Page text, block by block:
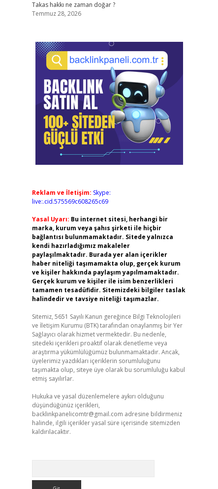
Takas hakkı ne zaman doğar ?
Temmuz 28, 2026
Reklam ve İletişim: Skype:
live:.cid.575569c608265c69
Yasal Uyarı: Bu internet sitesi, herhangi bir
marka, kurum veya şahıs şirketi ile hiçbir
bağlantısı bulunmamaktadır. Sitede yalnızca
kendi hazırladığımız makaleler
paylaşılmaktadır. Burada yer alan içerikler
haber niteliği taşımamakta olup, gerçek kurum
ve kişiler hakkında paylaşım yapılmamaktadır.
Gerçek kurum ve kişiler ile isim benzerlikleri
tamamen tesadüfidir. Sitemizdeki bilgiler taslak
halindedir ve tavsiye niteliği taşımazlar.
Sitemiz, 5651 Sayılı Kanun gereğince Bilgi Teknolojileri
ve İletişim Kurumu (BTK) tarafından onaylanmış bir Yer
Sağlayıcı olarak hizmet vermektedir. Bu nedenle,
sitedeki içerikleri proaktif olarak denetleme veya
araştırma yükümlülüğümüz bulunmamaktadır. Ancak,
üyelerimiz yazdıkları içeriklerin sorumluluğunu
taşımakta olup, siteye üye olarak bu sorumluluğu kabul
etmiş sayılırlar.
Hukuka ve yasal düzenlemelere aykırı olduğunu
düşündüğünüz içerikleri,
backlinkpanelicomtr@gmail.com adresine bildirmeniz
halinde, ilgili içerikler yasal süre içerisinde sitemizden
kaldırılacaktır.